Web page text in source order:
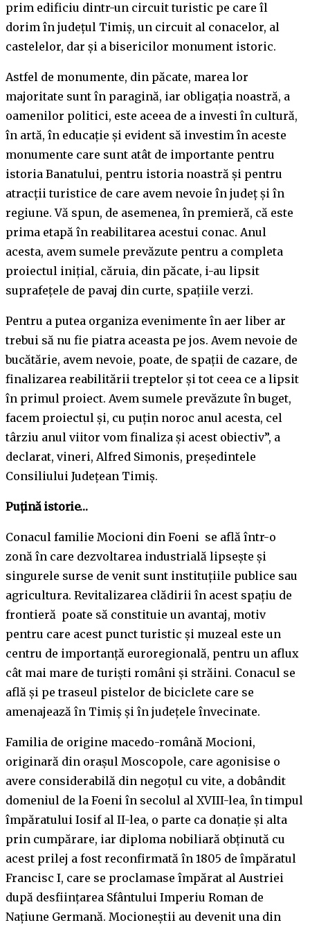
prim edificiu dintr-un circuit turistic pe care îl
dorim în județul Timiș, un circuit al conacelor, al
castelelor, dar și a bisericilor monument istoric.
Astfel de monumente, din păcate, marea lor
majoritate sunt în paragină, iar obligația noastră, a
oamenilor politici, este aceea de a investi în cultură,
în artă, în educație și evident să investim în aceste
monumente care sunt atât de importante pentru
istoria Banatului, pentru istoria noastră și pentru
atracții turistice de care avem nevoie în județ și în
regiune. Vă spun, de asemenea, în premieră, că este
prima etapă în reabilitarea acestui conac. Anul
acesta, avem sumele prevăzute pentru a completa
proiectul inițial, căruia, din păcate, i-au lipsit
suprafețele de pavaj din curte, spațiile verzi.
Pentru a putea organiza evenimente în aer liber ar
trebui să nu fie piatra aceasta pe jos. Avem nevoie de
bucătărie, avem nevoie, poate, de spații de cazare, de
finalizarea reabilitării treptelor și tot ceea ce a lipsit
în primul proiect. Avem sumele prevăzute în buget,
facem proiectul și, cu puțin noroc anul acesta, cel
târziu anul viitor vom finaliza și acest obiectiv”, a
declarat, vineri, Alfred Simonis, președintele
Consiliului Județean Timiș.
Puțină istorie…
Conacul familie Mocioni din Foeni se află într-o
zonă în care dezvoltarea industrială lipsește și
singurele surse de venit sunt instituțiile publice sau
agricultura. Revitalizarea clădirii în acest spațiu de
frontieră poate să constituie un avantaj, motiv
pentru care acest punct turistic și muzeal este un
centru de importanță euroregională, pentru un aflux
cât mai mare de turiști români și străini. Conacul se
află și pe traseul pistelor de biciclete care se
amenajează în Timiș și în județele învecinate.
Familia de origine macedo-română Mocioni,
originară din orașul Moscopole, care agonisise o
avere considerabilă din negoţul cu vite, a dobândit
domeniul de la Foeni în secolul al XVIII-lea, în timpul
împăratului Iosif al II-lea, o parte ca donație și alta
prin cumpărare, iar diploma nobiliară obținută cu
acest prilej a fost reconfirmată în 1805 de împăratul
Francisc I, care se proclamase împărat al Austriei
după desființarea Sfântului Imperiu Roman de
Națiune Germană. Mocioneștii au devenit una din